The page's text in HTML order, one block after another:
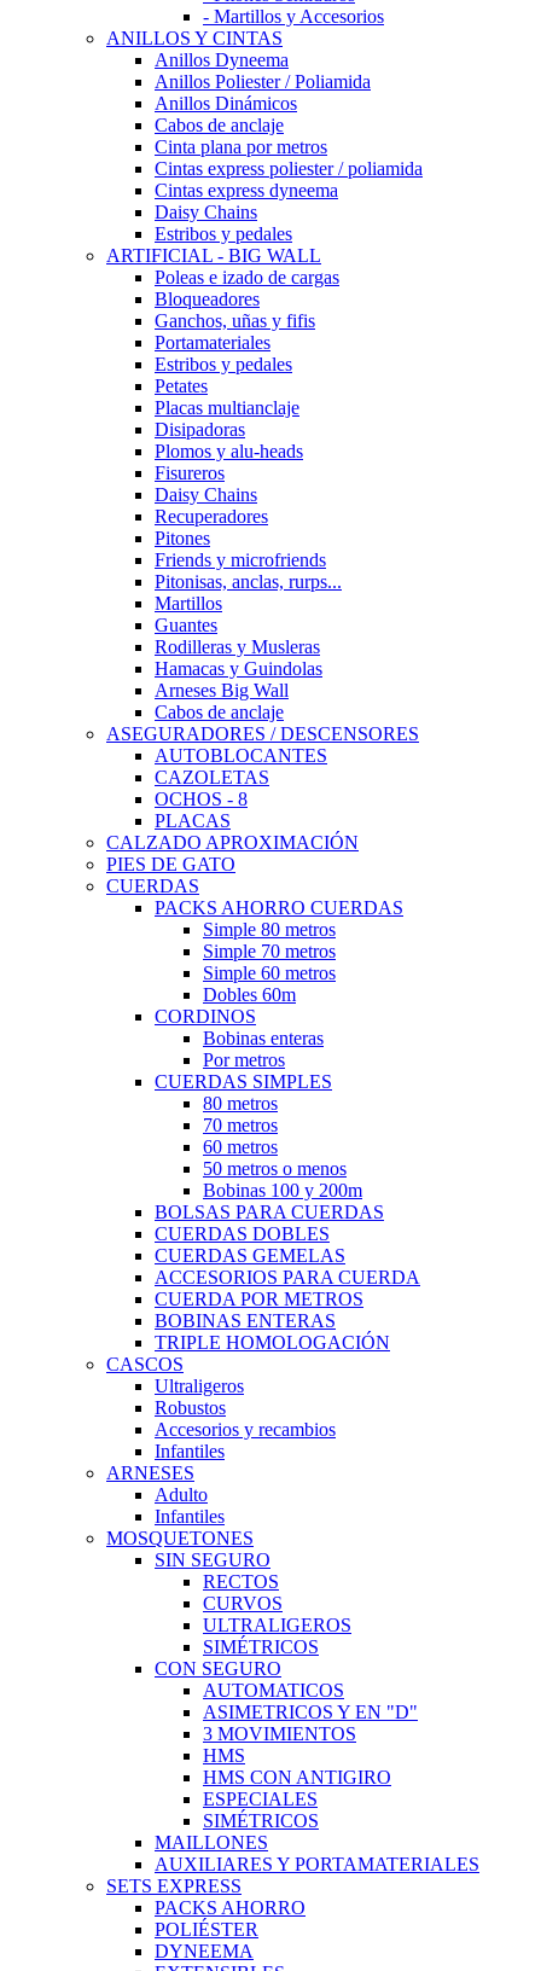
- Martillos y Accesorios
ANILLOS Y CINTAS
Anillos Dyneema
Anillos Poliester / Poliamida
Anillos Dinámicos
Cabos de anclaje
Cinta plana por metros
Cintas express poliester / poliamida
Cintas express dyneema
Daisy Chains
Estribos y pedales
ARTIFICIAL - BIG WALL
Poleas e izado de cargas
Bloqueadores
Ganchos, uñas y fifis
Portamateriales
Estribos y pedales
Petates
Placas multianclaje
Disipadoras
Plomos y alu-heads
Fisureros
Daisy Chains
Recuperadores
Pitones
Friends y microfriends
Pitonisas, anclas, rurps...
Martillos
Guantes
Rodilleras y Musleras
Hamacas y Guindolas
Arneses Big Wall
Cabos de anclaje
ASEGURADORES / DESCENSORES
AUTOBLOCANTES
CAZOLETAS
OCHOS - 8
PLACAS
CALZADO APROXIMACIÓN
PIES DE GATO
CUERDAS
PACKS AHORRO CUERDAS
Simple 80 metros
Simple 70 metros
Simple 60 metros
Dobles 60m
CORDINOS
Bobinas enteras
Por metros
CUERDAS SIMPLES
80 metros
70 metros
60 metros
50 metros o menos
Bobinas 100 y 200m
BOLSAS PARA CUERDAS
CUERDAS DOBLES
CUERDAS GEMELAS
ACCESORIOS PARA CUERDA
CUERDA POR METROS
BOBINAS ENTERAS
TRIPLE HOMOLOGACIÓN
CASCOS
Ultraligeros
Robustos
Accesorios y recambios
Infantiles
ARNESES
Adulto
Infantiles
MOSQUETONES
SIN SEGURO
RECTOS
CURVOS
ULTRALIGEROS
SIMÉTRICOS
CON SEGURO
AUTOMATICOS
ASIMETRICOS Y EN "D"
3 MOVIMIENTOS
HMS
HMS CON ANTIGIRO
ESPECIALES
SIMÉTRICOS
MAILLONES
AUXILIARES Y PORTAMATERIALES
SETS EXPRESS
PACKS AHORRO
POLIÉSTER
DYNEEMA